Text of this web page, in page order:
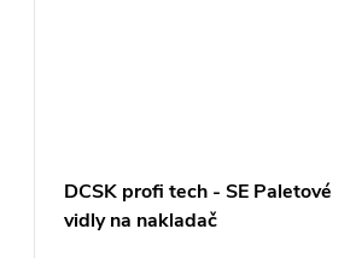
DCSK profi tech - SE Paletové
vidly na nakladač